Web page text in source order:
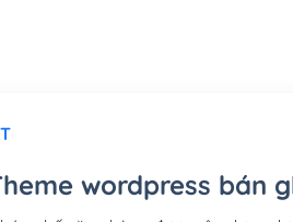
wordpress bán